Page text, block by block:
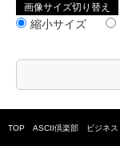
画像サイズ切り替え
縮小サイズ
TOP ASCII倶楽部 ビジネス